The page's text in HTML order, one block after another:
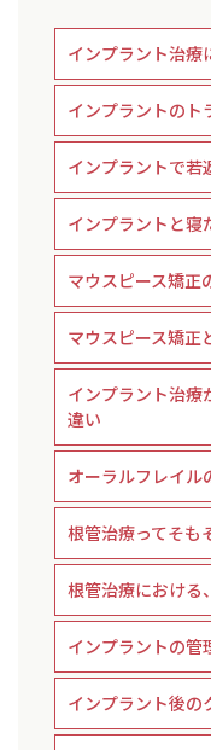
インプラント治療
インプラントのト
インプラントで若
インプラントと寝
マウスピース矯正
マウスピース矯正
インプラント治療
違い
オーラルフレイル
根管治療ってそも
根管治療における
インプラントの管
インプラント後の